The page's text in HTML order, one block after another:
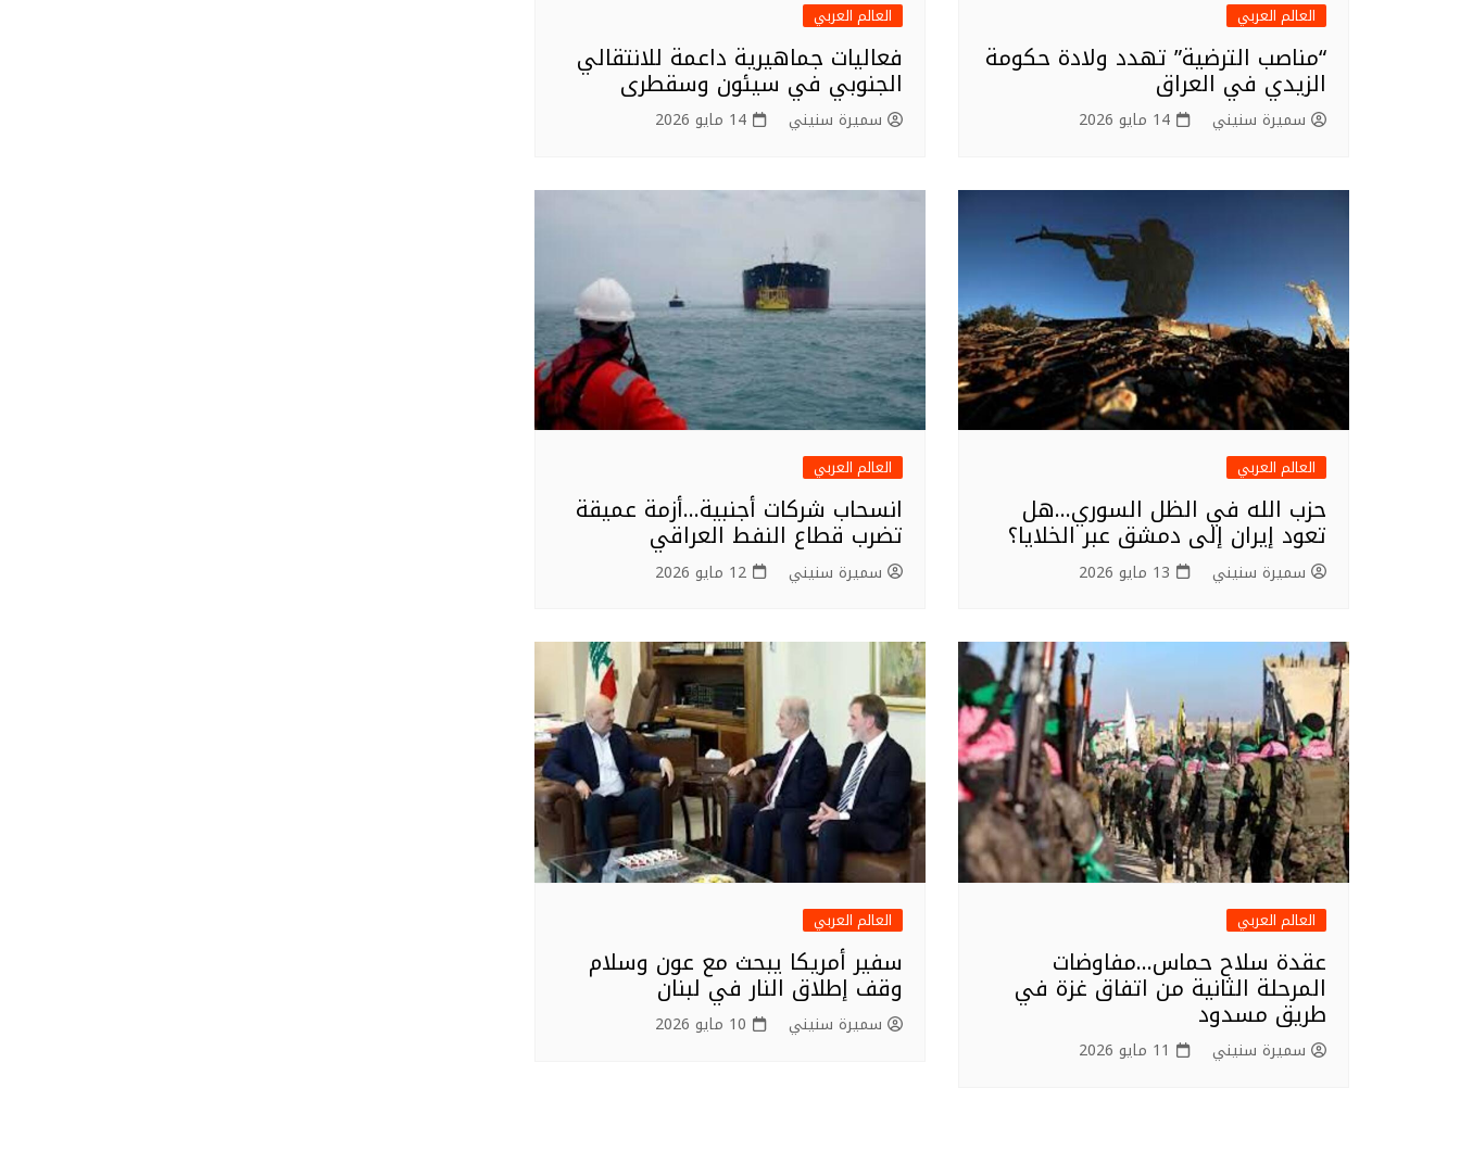
العالم العربي
“مناصب الترضية” تهدد ولادة حكومة
الزيدي في العراق
سميرة سنيني 14 مايو 2026
العالم العربي
فعاليات جماهيرية داعمة للانتقالي
الجنوبي في سيئون وسقطرى
سميرة سنيني 14 مايو 2026
العالم العربي
حزب الله في الظل السوري…هل
تعود إيران إلى دمشق عبر الخلايا؟
سميرة سنيني 13 مايو 2026
العالم العربي
انسحاب شركات أجنبية…أزمة عميقة
تضرب قطاع النفط العراقي
سميرة سنيني 12 مايو 2026
العالم العربي
عقدة سلاح حماس…مفاوضات
المرحلة الثانية من اتفاق غزة في
طريق مسدود
سميرة سنيني 11 مايو 2026
العالم العربي
سفير أمريكا يبحث مع عون وسلام
وقف إطلاق النار في لبنان
سميرة سنيني 10 مايو 2026